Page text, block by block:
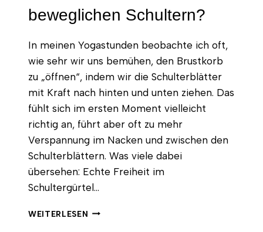
beweglichen Schultern?
In meinen Yogastunden beobachte ich oft,
wie sehr wir uns bemühen, den Brustkorb
zu „öffnen“, indem wir die Schulterblätter
mit Kraft nach hinten und unten ziehen. Das
fühlt sich im ersten Moment vielleicht
richtig an, führt aber oft zu mehr
Verspannung im Nacken und zwischen den
Schulterblättern. Was viele dabei
übersehen: Echte Freiheit im
Schultergürtel…
WEITERLESEN WARUM